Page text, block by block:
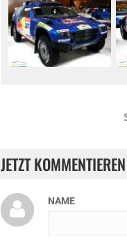
JETZT KOMMENTIEREN
NAME